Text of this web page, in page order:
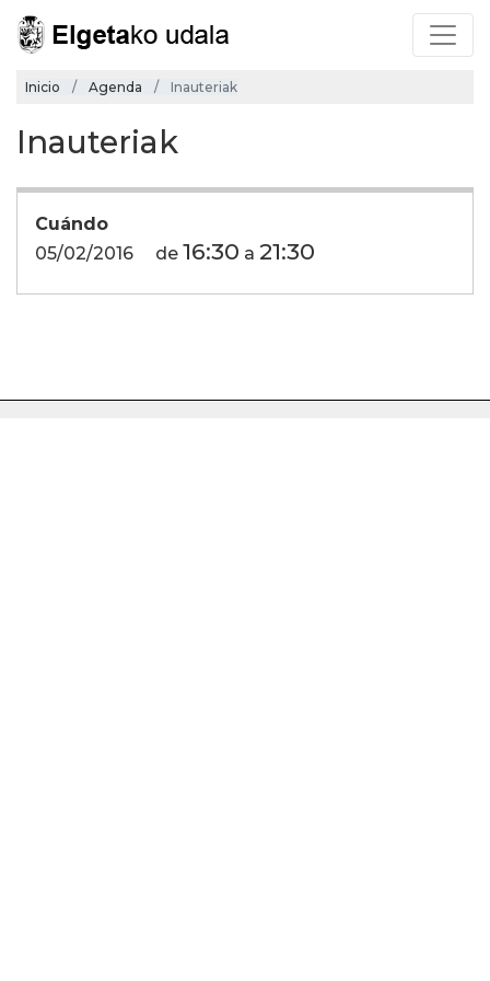
Inicio Agenda Inauteriak
Inauteriak
Cuándo
05/02/2016
de 16:30 a 21:30